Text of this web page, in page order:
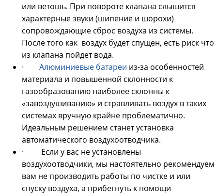
или ветошь. При повороте клапана слышится
характерные звуки (шипение и шорохи)
сопровождающие сброс воздуха из системы.
После того как воздух будет спущен, есть риск что
из клапана пойдет вода.
· Алюминиевые батареи из-за особенностей
материала и повышенной склонности к
газообразованию наиболее склонны к
«завоздушиванию» и стравливать воздух в таких
системах вручную крайне проблематично.
Идеальным решением станет установка
автоматического воздухоотводчика.
· Если у вас не установлены
воздухоотводчики, мы настоятельно рекомендуем
вам не производить работы по чистке и или
спуску воздуха, а прибегнуть к помощи